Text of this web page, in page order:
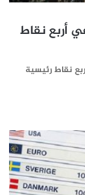
أربع نقاط
نقاط رئيسية